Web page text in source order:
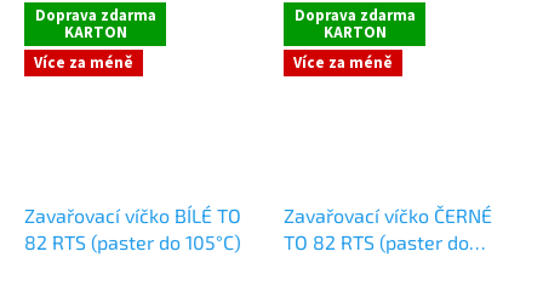
šestihranná 278 ml
✅ Twist Off šroubový uzávěr
uzavřete rukou
✅ Jako dělaná pro džemy,
marmelády, pečený čaj
✅ Twist Off šroubový uzávěr
uzavřete rukou
✅ Jako dělaná pro domácí
marmelády nebo ghí
Doprava zdarma
KARTON
Více za méně
Zavařovací víčko BÍLÉ TO
82 RTS (paster do 105°C)
Doprava zdarma
KARTON
Více za méně
Zavařovací víčko ČERNÉ
TO 82 RTS (paster do